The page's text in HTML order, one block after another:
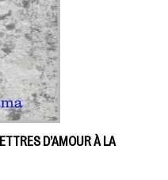
D’AMOUR À LA